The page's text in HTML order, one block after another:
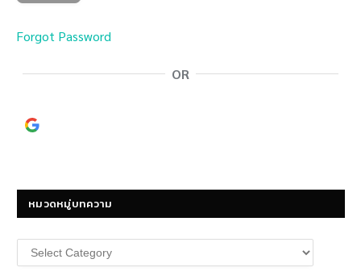
Forgot Password
OR
หมวดหมู่บทความ
หมวด
หมู่